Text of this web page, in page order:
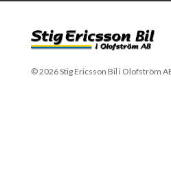
© 2026 Stig Ericsson Bil i Olofström